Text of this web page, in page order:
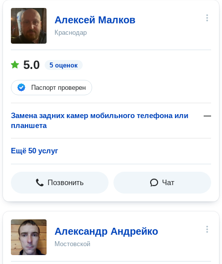
Алексей Малков
Краснодар
5.0 5 оценок
Паспорт проверен
Замена задних камер мобильного телефона или
планшета
—
Ещё 50 услуг
Позвонить Чат
Александр Андрейко
Мостовской